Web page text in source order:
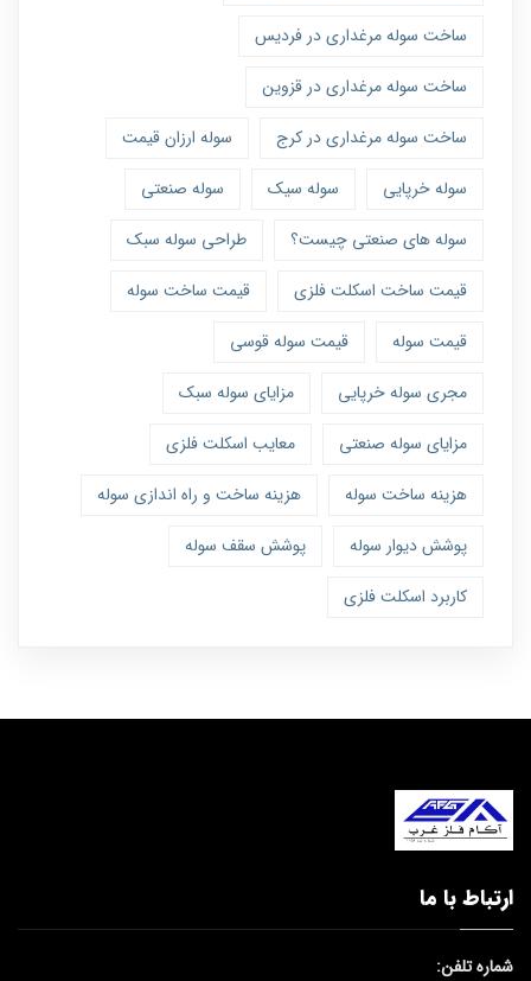
ساخت سوله مرغداری در فردیس
ساخت سوله مرغداری در قزوین
ساخت سوله مرغداری در کرج
سوله ارزان قیمت
سوله خرپایی
سوله سیک
سوله صنعتی
سوله های صنعتی چیست؟
طراحی سوله سبک
قیمت ساخت اسکلت فلزی
قیمت ساخت سوله
قیمت سوله
قیمت سوله قوسی
مجری سوله خرپایی
مزایای سوله سبک
مزایای سوله صنعتی
معایب اسکلت فلزی
هزینه ساخت سوله
هزینه ساخت و راه اندازی سوله
پوشش دیوار سوله
پوشش سقف سوله
کاربرد اسکلت فلزی
ارتباط با ما
شماره تلفن: